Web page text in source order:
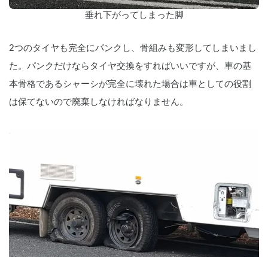
垂れ下がってしまった脚
2つのタイヤも完全にパンクし、骨組みも変形してしまいまし
た。パンクだけならタイヤ交換をすればいいですが、車の基
本骨格であるシャーシが完全に壊れた場合は車としての役割
は保てないので廃棄しなければなりません。